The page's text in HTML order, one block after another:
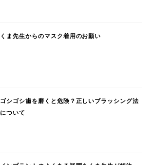
くま先生からのマスク着用のお願い
ゴシゴシ歯を磨くと危険？正しいブラッシング法
について